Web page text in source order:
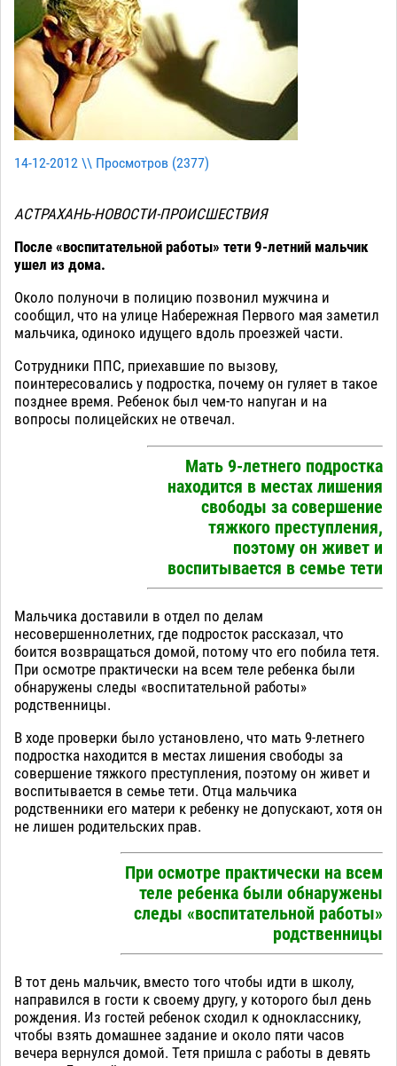
14-12-2012 \\ Просмотров (2377)
АСТРАХАНЬ-НОВОСТИ-ПРОИСШЕСТВИЯ
После «воспитательной работы» тети 9-летний мальчик
ушел из дома.
Около полуночи в полицию позвонил мужчина и
сообщил, что на улице Набережная Первого мая заметил
мальчика, одиноко идущего вдоль проезжей части.
Сотрудники ППС, приехавшие по вызову,
поинтересовались у подростка, почему он гуляет в такое
позднее время. Ребенок был чем-то напуган и на
вопросы полицейских не отвечал.
Мать 9-летнего подростка
находится в местах лишения
свободы за совершение
тяжкого преступления,
поэтому он живет и
воспитывается в семье тети
Мальчика доставили в отдел по делам
несовершеннолетних, где подросток рассказал, что
боится возвращаться домой, потому что его побила тетя.
При осмотре практически на всем теле ребенка были
обнаружены следы «воспитательной работы»
родственницы.
В ходе проверки было установлено, что мать 9-летнего
подростка находится в местах лишения свободы за
совершение тяжкого преступления, поэтому он живет и
воспитывается в семье тети. Отца мальчика
родственники его матери к ребенку не допускают, хотя он
не лишен родительских прав.
При осмотре практически на всем
теле ребенка были обнаружены
следы «воспитательной работы»
родственницы
В тот день мальчик, вместо того чтобы идти в школу,
направился в гости к своему другу, у которого был день
рождения. Из гостей ребенок сходил к однокласснику,
чтобы взять домашнее задание и около пяти часов
вечера вернулся домой. Тетя пришла с работы в девять